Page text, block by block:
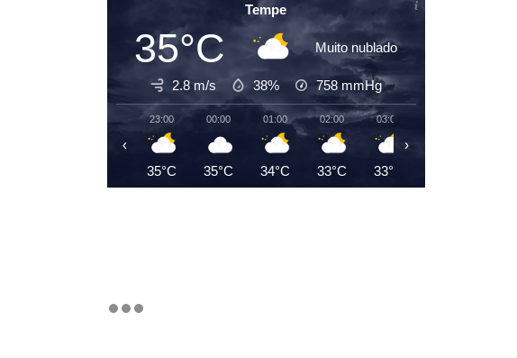
Tempe
35°C Muito nublado
2.8 m/s 38% 758 mmHg
23:00
35°C
00:00
35°C
01:00
34°C
02:00
33°C
03:00
33°C
‹ ›